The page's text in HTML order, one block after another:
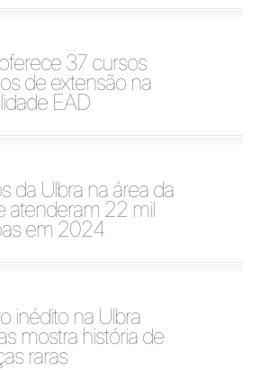
37 cursos
de extensão na
EAD
da Ulbra na área da
atenderam 22 mil
em 2024
inédito na Ulbra
mostra história de
raras